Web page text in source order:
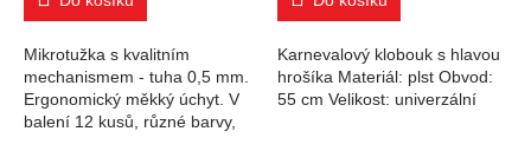
Mikrotužka s kvalitním
mechanismem - tuha 0,5 mm.
Ergonomický měkký úchyt. V
balení 12 kusů, různé barvy,
Karnevalový klobouk s hlavou
hrošíka Materiál: plst Obvod:
55 cm Velikost: univerzální